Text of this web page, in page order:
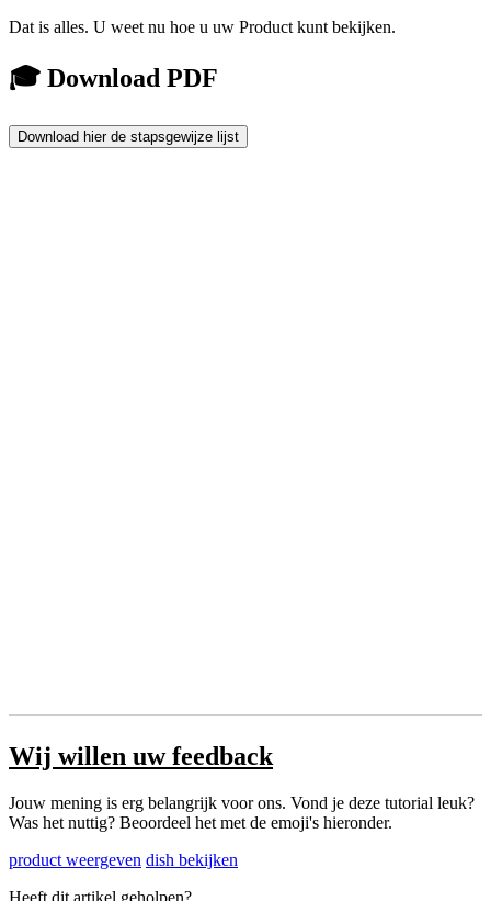
Dat is alles. U weet nu hoe u uw Product kunt bekijken.
🎓 Download PDF
Download hier de stapsgewijze lijst
Wij willen uw feedback
Jouw mening is erg belangrijk voor ons. Vond je deze tutorial leuk?
Was het nuttig? Beoordeel het met de emoji's hieronder.
product weergeven dish bekijken